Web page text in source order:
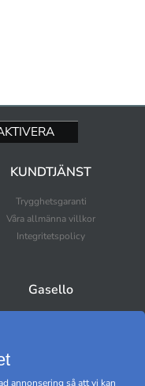
KUNDTJÄNST
Trygghetsgaranti
Våra allmänna villkor
Integritetspolicy
Gasello
annonsering så att vi kan